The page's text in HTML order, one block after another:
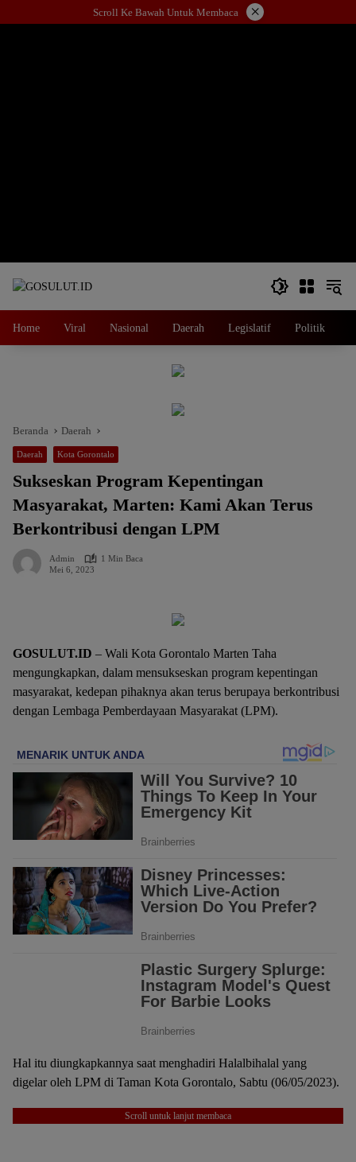
ke
Scroll Ke Bawah Untuk Membaca ×
Home Viral Nasional Daerah Legislatif Politik
Beranda Daerah
Daerah Kota Gorontalo
Sukseskan Program Kepentingan
Masyarakat, Marten: Kami Akan Terus
Berkontribusi dengan LPM
Admin
1 Min Baca
Mei 6, 2023
GOSULUT.ID – Wali Kota Gorontalo Marten Taha
mengungkapkan, dalam mensukseskan program kepentingan
masyarakat, kedepan pihaknya akan terus berupaya berkontribusi
dengan Lembaga Pemberdayaan Masyarakat (LPM).
Hal itu diungkapkannya saat menghadiri Halalbihalal yang
digelar oleh LPM di Taman Kota Gorontalo, Sabtu (06/05/2023).
Scroll untuk lanjut membaca